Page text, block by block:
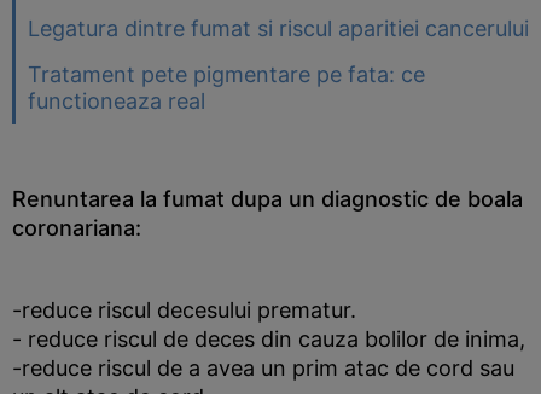
Legatura dintre fumat si riscul aparitiei cancerului
Tratament pete pigmentare pe fata: ce
functioneaza real
Renuntarea la fumat dupa un diagnostic de boala
coronariana:
-reduce riscul decesului prematur.
- reduce riscul de deces din cauza bolilor de inima,
-reduce riscul de a avea un prim atac de cord sau